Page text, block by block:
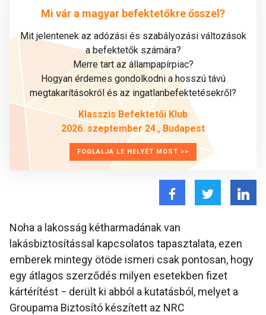
Mi vár a magyar befektetőkre ősszel?
Mit jelentenek az adózási és szabályozási változások
a befektetők számára?
Merre tart az állampapírpiac?
Hogyan érdemes gondolkodni a hosszú távú
megtakarításokról és az ingatlanbefektetésekről?
Klasszis Befektetői Klub
2026. szeptember 24., Budapest
FOGLALJA LE HELYÉT MOST >>
Noha a lakosság kétharmadának van
lakásbiztosítással kapcsolatos tapasztalata, ezen
emberek mintegy ötöde ismeri csak pontosan, hogy
egy átlagos szerződés milyen esetekben fizet
kártérítést − derült ki abból a kutatásból, melyet a
Groupama Biztosító készített az NRC